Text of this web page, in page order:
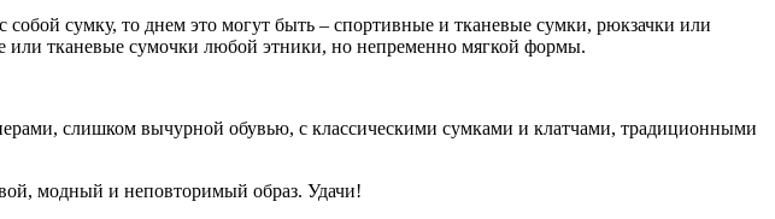
сумку, то днем это могут быть – спортивные и тканевые сумки, рюкзачки или
или тканевые сумочки любой этники, но непременно мягкой формы.
слишком вычурной обувью, с классическими сумками и клатчами, традиционными
модный и неповторимый образ. Удачи!